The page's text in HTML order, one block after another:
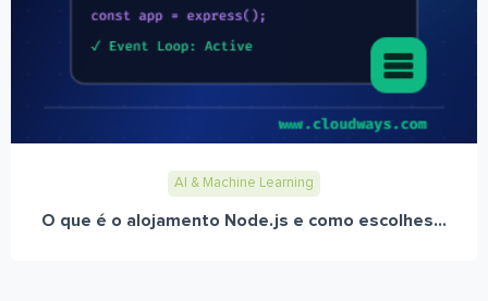
AI & Machine Learning
O que é o alojamento Node.js e como escolhes...